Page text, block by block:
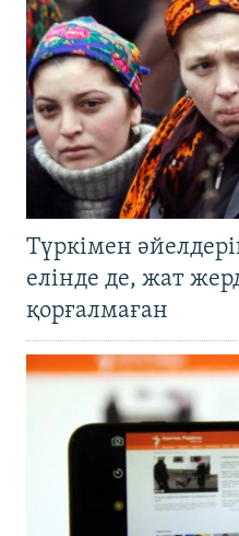
Түркімен
елінде де, жат
қорғалмаған